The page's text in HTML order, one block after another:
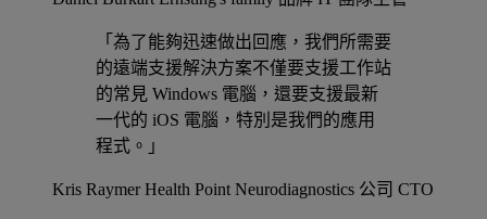
「為了能夠迅速做出回應，我們所需要
的遠端支援解決方案不僅要支援工作站
的常見 Windows 電腦，還要支援最新
一代的 iOS 電腦，特別是我們的應用
程式。」
Kris Raymer Health Point Neurodiagnostics 公司 CTO